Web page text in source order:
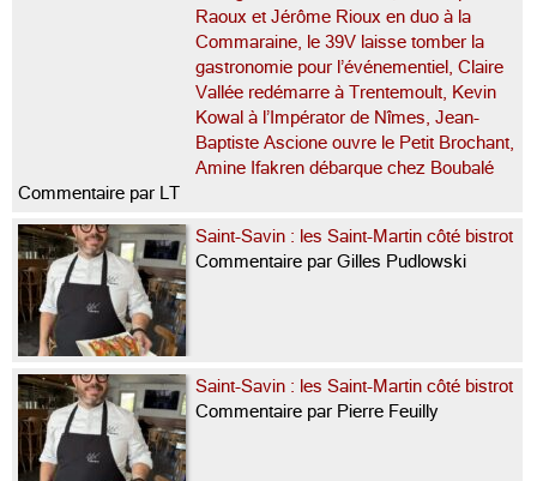
Raoux et Jérôme Rioux en duo à la
Commaraine, le 39V laisse tomber la
gastronomie pour l’événementiel, Claire
Vallée redémarre à Trentemoult, Kevin
Kowal à l’Impérator de Nîmes, Jean-
Baptiste Ascione ouvre le Petit Brochant,
Amine Ifakren débarque chez Boubalé
Commentaire par LT
Saint-Savin : les Saint-Martin côté bistrot
Commentaire par Gilles Pudlowski
Saint-Savin : les Saint-Martin côté bistrot
Commentaire par Pierre Feuilly